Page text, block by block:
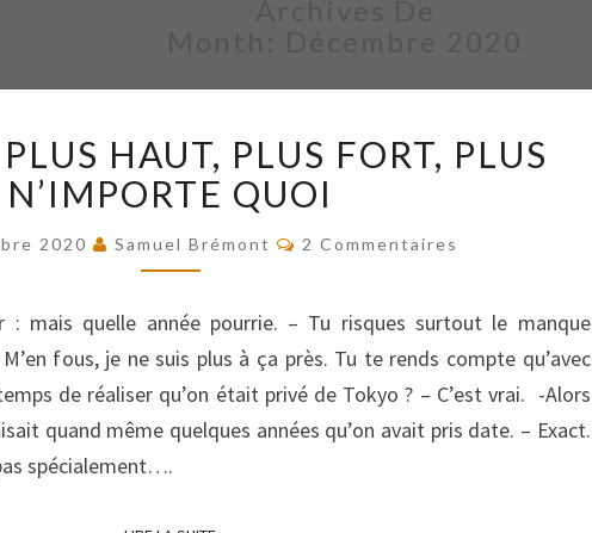
VITE,
PLUS
HAUT,
PLUS
FORT,
N’IMPORTE
QUOI
HAUT, PLUS FORT, PLUS
N’IMPORTE QUOI
2020 Samuel Brémont Commentaires
2 Commentaires
: mais quelle année pourrie. – Tu risques surtout le manque
fous, je ne suis plus à ça près. Tu te rends compte qu’avec
de réaliser qu’on était privé de Tokyo ? – C’est vrai. -Alors
quand même quelques années qu’on avait pris date. – Exact.
spécialement….